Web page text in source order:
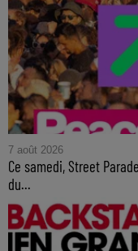
7 août 2026
Ce samedi, Street
du...